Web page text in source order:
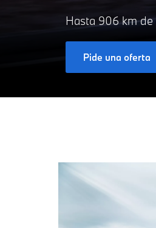
Hasta 906 km de
Pide una oferta